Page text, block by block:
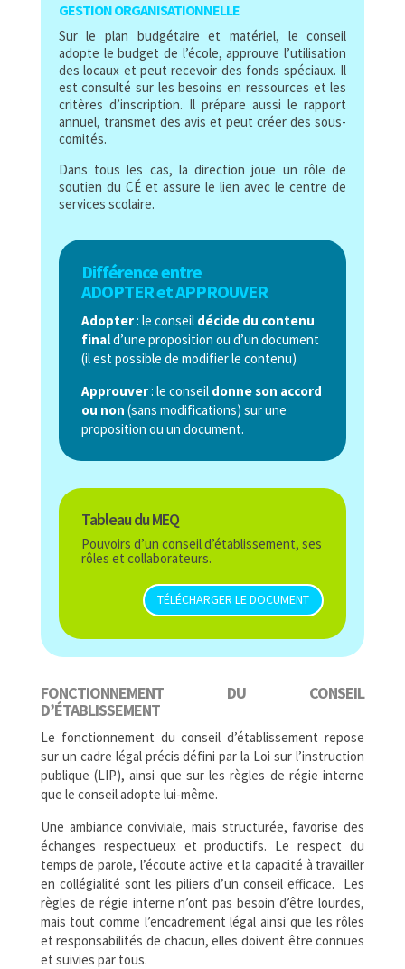
GESTION ORGANISATIONNELLE
Sur le plan budgétaire et matériel, le conseil
adopte le budget de l’école, approuve l’utilisation
des locaux et peut recevoir des fonds spéciaux. Il
est consulté sur les besoins en ressources et les
critères d’inscription. Il prépare aussi le rapport
annuel, transmet des avis et peut créer des sous-
comités.
Dans tous les cas, la direction joue un rôle de
soutien du CÉ et assure le lien avec le centre de
services scolaire.
Différence entre
ADOPTER et APPROUVER
Adopter: le conseil décide du contenu
finald’une proposition ou d’un document
(il est possible de modifier le contenu)
Approuver: le conseil donne son accord
ou non (sans modifications) sur une
proposition ou un document.
Tableau du MEQ
Pouvoirs d’un conseil d’établissement, ses
rôles et collaborateurs.
TÉLÉCHARGER LE DOCUMENT
FONCTIONNEMENT DU CONSEIL
D’ÉTABLISSEMENT
Le fonctionnement du conseil d’établissement repose
sur un cadre légal précis défini par la Loi sur l’instruction
publique (LIP), ainsi que sur les règles de régie interne
que le conseil adopte lui-même.
Une ambiance conviviale, mais structurée, favorise des
échanges respectueux et productifs. Le respect du
temps de parole, l’écoute active et la capacité à travailler
en collégialité sont les piliers d’un conseil efficace. Les
règles de régie interne n’ont pas besoin d’être lourdes,
mais tout comme l’encadrement légal ainsi que les rôles
et responsabilités de chacun, elles doivent être connues
et suivies par tous.